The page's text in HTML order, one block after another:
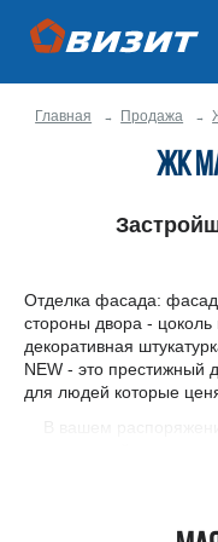
Главная Продажа
ЖК
Отделка фасада: фасад
стороны двора -
декоративная
NEW - это престижный
для людей которые
В вашем
современной жизни,